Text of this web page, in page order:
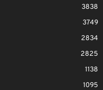
3838
3749
2834
2825
1138
1095